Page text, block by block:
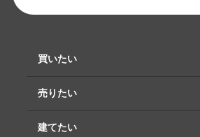
買いたい
売りたい
建てたい